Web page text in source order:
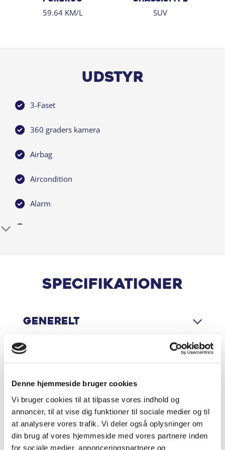
Denne hjemmeside bruger cookies
Vi bruger cookies til at tilpasse vores indhold og
annoncer, til at vise dig funktioner til sociale medier og til
at analysere vores trafik. Vi deler også oplysninger om
din brug af vores hjemmeside med vores partnere inden
for sociale medier, annonceringspartnere og
✔ 14 dages returret
59.64 KM/L SUV
Udstyr
3-Faset
360 graders kamera
Airbag
Aircondition
Alarm
Apple CarPlay
Automatgear
Bakkamera
Bluetooth
Specifikationer
Generelt
Motor & Ydelse
Økonomi